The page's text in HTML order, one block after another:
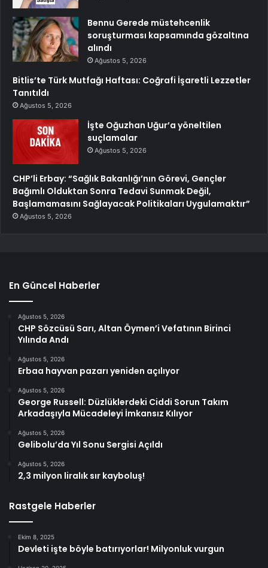
Bennu Gerede müstehcenlik
soruşturması kapsamında gözaltına
alındı
Ağustos 5, 2026
Bitlis’te Türk Mutfağı Haftası: Coğrafi İşaretli Lezzetler
Tanıtıldı
Ağustos 5, 2026
İşte Oğuzhan Uğur’a yöneltilen
suçlamalar
Ağustos 5, 2026
CHP’li Erbay: “Sağlık Bakanlığı’nın Görevi, Gençler
Bağımlı Olduktan Sonra Tedavi Sunmak Değil,
Başlamamasını Sağlayacak Politikaları Uygulamaktır”
Ağustos 5, 2026
En Güncel Haberler
Ağustos 5, 2026
CHP Sözcüsü Sarı, Altan Öymen’i Vefatının Birinci
Yılında Andı
Ağustos 5, 2026
Erbaa hayvan pazarı yeniden açılıyor
Ağustos 5, 2026
George Russell: Düzlüklerdeki Ciddi Sorun Takım
Arkadaşıyla Mücadeleyi İmkansız Kılıyor
Ağustos 5, 2026
Gelibolu’da Yıl Sonu Sergisi Açıldı
Ağustos 5, 2026
2,3 milyon liralık sır kayboluş!
Rastgele Haberler
Ekim 8, 2025
Devleti işte böyle batırıyorlar! Milyonluk vurgun